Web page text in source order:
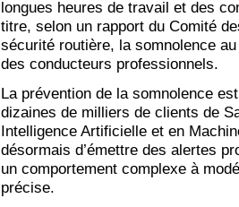
longues heures de travail et des
titre, selon un rapport du Comité
sécurité routière, la somnolence
des conducteurs professionnels.
La prévention de la somnolence
dizaines de milliers de clients de
Intelligence Artificielle et en
désormais d’émettre des alertes
un comportement complexe à
précise.